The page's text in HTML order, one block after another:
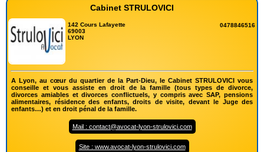
Cabinet STRULOVICI
142 Cours Lafayette
69003
LYON
0478846516
A Lyon, au cœur du quartier de la Part-Dieu, le Cabinet STRULOVICI vous
conseille et vous assiste en droit de la famille (tous types de divorce,
divorces amiables et divorces conflictuels, y compris avec SAP, pensions
alimentaires, résidence des enfants, droits de visite, devant le Juge des
enfants…) et en droit pénal de la famille.
Mail : contact@avocat-lyon-strulovici.com
Site : www.avocat-lyon-strulovici.com